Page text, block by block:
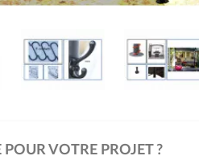
VOTRE PROJET ?